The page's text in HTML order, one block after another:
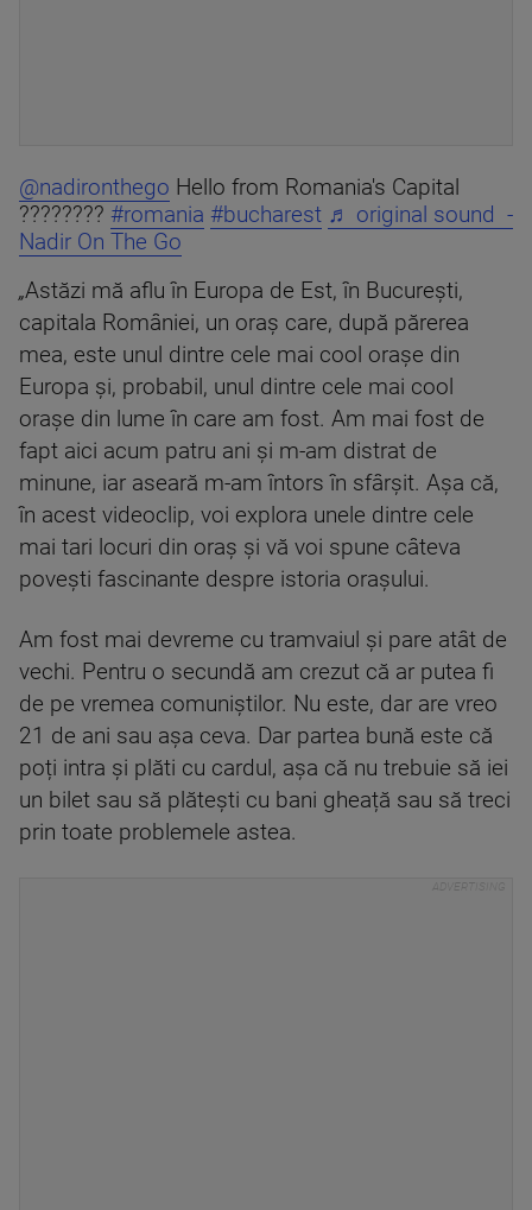
@nadironthego Hello from Romania's Capital
???????? #romania #bucharest ♬ original sound -
Nadir On The Go
„Astăzi mă aflu în Europa de Est, în București,
capitala României, un oraș care, după părerea
mea, este unul dintre cele mai cool orașe din
Europa și, probabil, unul dintre cele mai cool
orașe din lume în care am fost. Am mai fost de
fapt aici acum patru ani și m-am distrat de
minune, iar aseară m-am întors în sfârșit. Așa că,
în acest videoclip, voi explora unele dintre cele
mai tari locuri din oraș și vă voi spune câteva
povești fascinante despre istoria orașului.
Am fost mai devreme cu tramvaiul și pare atât de
vechi. Pentru o secundă am crezut că ar putea fi
de pe vremea comuniștilor. Nu este, dar are vreo
21 de ani sau așa ceva. Dar partea bună este că
poți intra și plăti cu cardul, așa că nu trebuie să iei
un bilet sau să plătești cu bani gheață sau să treci
prin toate problemele astea.